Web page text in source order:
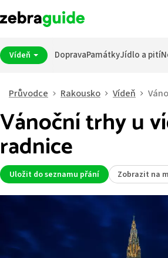
Vídeň DopravaPamátkyJídlo a pití
Průvodce Rakousko Vídeň
Vánoční trhy u
radnice
Uložit do seznamu přání Zobrazit na